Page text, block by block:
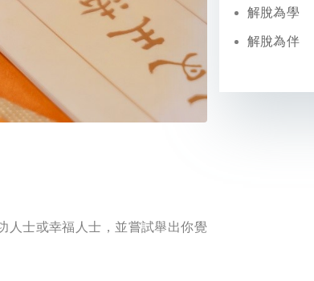
人士或幸福人士，並嘗試舉出你覺
解脫為學
解脫為伴